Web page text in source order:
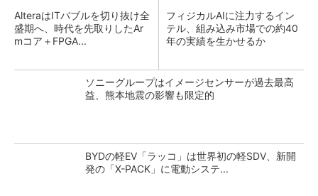
AlteraはITバブルを切り抜け全
盛期へ、時代を先取りしたAr
mコア＋FPGA...
フィジカルAIに注力するイン
テル、組み込み市場での約40
年の実績を生かせるか
ソニーグループはイメージセンサーが過去最高
益、熊本地震の影響も限定的
BYDの軽EV「ラッコ」は世界初の軽SDV、新開
発の「X-PACK」に電動システ...